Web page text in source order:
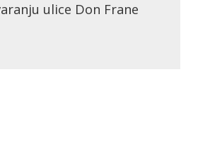
ulice Don Frane